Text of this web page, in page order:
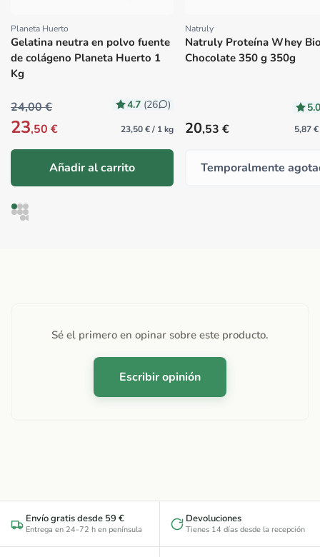
Proveedor:
Planeta Huerto
Gelatina neutra en polvo fuente
de colágeno Planeta Huerto 1
Kg
4.7 (26 )
24,00 €
23,50 € 23,50 € / 1 kg
Añadir al carrito
Proveedor:
Natruly
Natruly Proteína Whey
Chocolate 350 g 350g
Precio habitual
20,53 € 5,87
Temporalmente
Sé el primero en opinar sobre este producto.
Escribir opinión
Envío gratis desde 59 €
Entrega en 24-72 h en península
Devoluciones
Tienes 14 días desde la recepción